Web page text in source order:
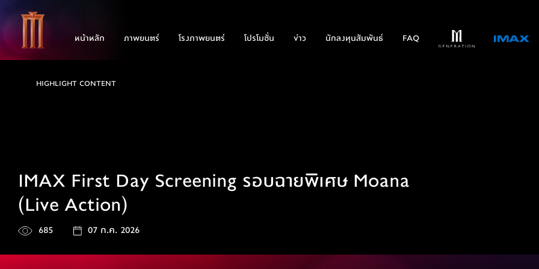
หน้าหลัก ภาพยนตร์ โรงภาพยนตร์ โปรโมชั่น ข่าว นักลงทุนสัมพันธ์ FAQ
HIGHLIGHT CONTENT
IMAX First Day Screening รอบฉายพิเศษ Moana
(Live Action)
685 07 ก.ค. 2026